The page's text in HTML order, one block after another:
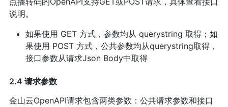
说明。
如果使用 GET 方式，参数均从 querystring 取得；如
果使用 POST 方式，公共参数均从querystring取得，
接口参数从请求Json Body中取得
2.4 请求参数
金山云OpenAPI请求包含两类参数：公共请求参数和接口